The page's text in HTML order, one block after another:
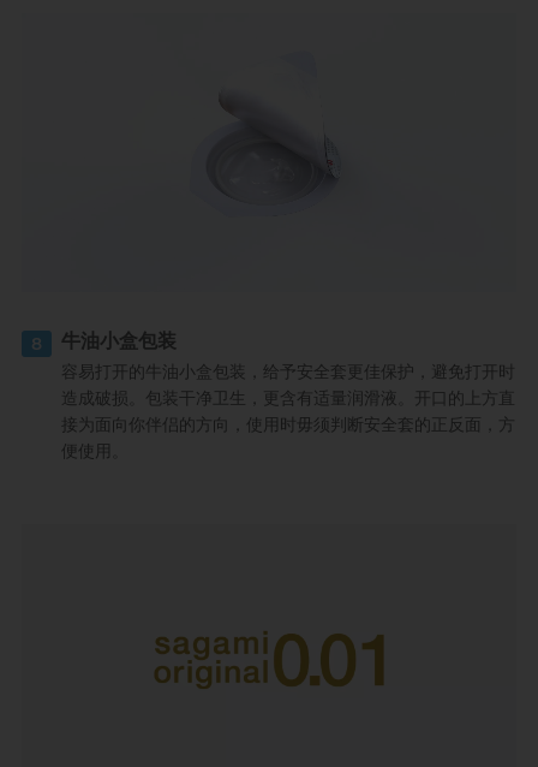
8 牛油小盒包装
容易打开的牛油小盒包装，给予安全套更佳保护，避免打开时
造成破损。包装干净卫生，更含有适量润滑液。开口的上方直
接为面向你伴侣的方向，使用时毋须判断安全套的正反面，方
便使用。